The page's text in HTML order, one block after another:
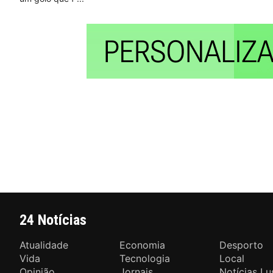
24 Notícias
Atualidade Economia
Desporto
Vida
Tecnologia
Local